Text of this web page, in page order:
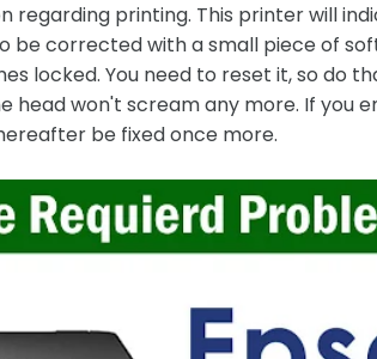
regarding printing. This printer will
be corrected with a small piece of
locked. You need to reset it, so do
head won't scream any more. If you
be fixed once more.